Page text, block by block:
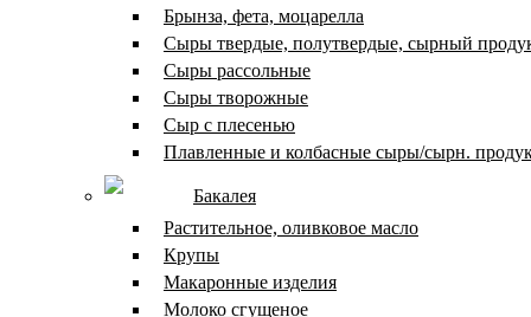
Брынза, фета, моцарелла
Сыры твердые, полутвердые, сырный
Сыры рассольные
Сыры творожные
Сыр с плесенью
Плавленные и колбасные сыры/сырн.
Бакалея
Растительное, оливковое масло
Крупы
Макаронные изделия
Молоко сгущеное